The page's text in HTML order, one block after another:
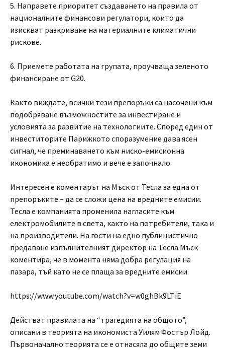
5. Направете приоритет създаването на правила от
националните финансови регулатори, които да
изискват разкриване на материалните климатични
рискове.
6. Приемете работата на групата, проучваща зеленото
финансиране от G20.
Както виждате, всички тези препоръки са насочени към
подобряване възможностите за инвестиране и
условията за развитие на технологиите. Според един от
инвеститорите Парижкото споразумение дава ясен
сигнал, че преминаването към ниско-емисионна
икономика е необратимо и вече е започнало.
Интересен е коментарът на Мъск от Тесла за една от
препоръките – да се сложи цена на вредните емисии.
Тесла е компанията променила нагласите към
електромобилите в света, както на потребители, така и
на производители. На гости на едно публицистично
предаване изпълнителният директор на Тесла Мъск
коментира, че в момента няма добра регулация на
пазара, тъй като не се плаща за вредните емисии.
https://www.youtube.com/watch?v=w0ghBk9LTiE
Действат правилата на “трагедията на общото”,
описани в теорията на икономиста Уилям Фостър Лойд.
Първоначално теорията се е отнасяла до общите земи